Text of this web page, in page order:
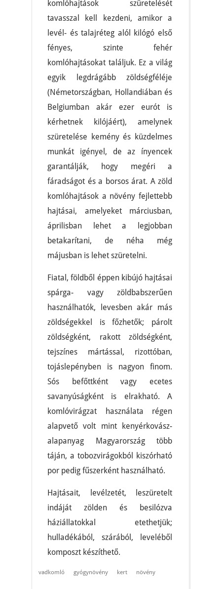
komlóhajtások szüretelését
tavasszal kell kezdeni, amikor a
levél- és talajréteg alól kilógó első
fényes, szinte fehér
komlóhajtásokat találjuk. Ez a világ
egyik legdrágább zöldségféléje
(Németországban, Hollandiában és
Belgiumban akár ezer eurót is
kérhetnek kilójáért), amelynek
szüretelése kemény és küzdelmes
munkát igényel, de az ínyencek
garantálják, hogy megéri a
fáradságot és a borsos árat. A zöld
komlóhajtások a növény fejlettebb
hajtásai, amelyeket márciusban,
áprilisban lehet a legjobban
betakarítani, de néha még
májusban is lehet szüretelni.
Fiatal, földből éppen kibújó hajtásai
spárga- vagy zöldbabszerűen
használhatók, levesben akár más
zöldségekkel is főzhetők; párolt
zöldségként, rakott zöldségként,
tejszínes mártással, rizottóban,
tojáslepényben is nagyon finom.
Sós befőttként vagy ecetes
savanyúságként is elrakható. A
komlóvirágzat használata régen
alapvető volt mint kenyérkovász-
alapanyag Magyarország több
táján, a tobozvirágokból kiszórható
por pedig fűszerként használható.
Hajtásait, levélzetét, leszüretelt
indáját zölden és besilózva
háziállatokkal etethetjük;
hulladékából, szárából, leveléből
komposzt készíthető.
vadkomló gyógynövény kert növény